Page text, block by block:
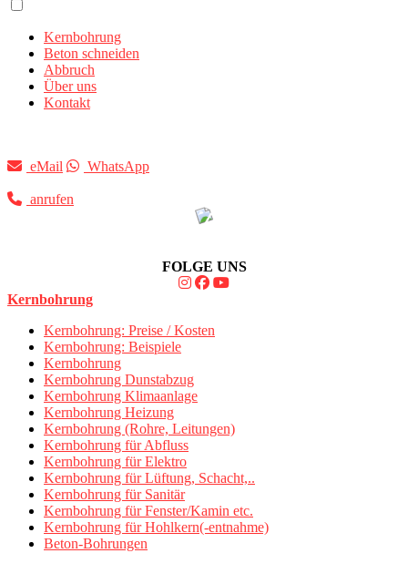
Kernbohrung
Beton schneiden
Abbruch
Über uns
Kontakt
eMail WhatsApp
anrufen
FOLGE UNS
Kernbohrung
Kernbohrung: Preise / Kosten
Kernbohrung: Beispiele
Kernbohrung
Kernbohrung Dunstabzug
Kernbohrung Klimaanlage
Kernbohrung Heizung
Kernbohrung (Rohre, Leitungen)
Kernbohrung für Abfluss
Kernbohrung für Elektro
Kernbohrung für Lüftung, Schacht,..
Kernbohrung für Sanitär
Kernbohrung für Fenster/Kamin etc.
Kernbohrung für Hohlkern(-entnahme)
Beton-Bohrungen